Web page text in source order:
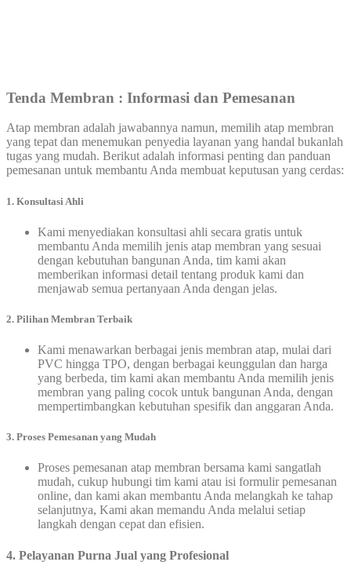
Tenda Membran : Informasi dan Pemesanan
Atap membran adalah jawabannya namun, memilih atap membran
yang tepat dan menemukan penyedia layanan yang handal bukanlah
tugas yang mudah. Berikut adalah informasi penting dan panduan
pemesanan untuk membantu Anda membuat keputusan yang cerdas:
1. Konsultasi Ahli
Kami menyediakan konsultasi ahli secara gratis untuk
membantu Anda memilih jenis atap membran yang sesuai
dengan kebutuhan bangunan Anda, tim kami akan
memberikan informasi detail tentang produk kami dan
menjawab semua pertanyaan Anda dengan jelas.
2. Pilihan Membran Terbaik
Kami menawarkan berbagai jenis membran atap, mulai dari
PVC hingga TPO, dengan berbagai keunggulan dan harga
yang berbeda, tim kami akan membantu Anda memilih jenis
membran yang paling cocok untuk bangunan Anda, dengan
mempertimbangkan kebutuhan spesifik dan anggaran Anda.
3. Proses Pemesanan yang Mudah
Proses pemesanan atap membran bersama kami sangatlah
mudah, cukup hubungi tim kami atau isi formulir pemesanan
online, dan kami akan membantu Anda melangkah ke tahap
selanjutnya, Kami akan memandu Anda melalui setiap
langkah dengan cepat dan efisien.
4. Pelayanan Purna Jual yang Profesional